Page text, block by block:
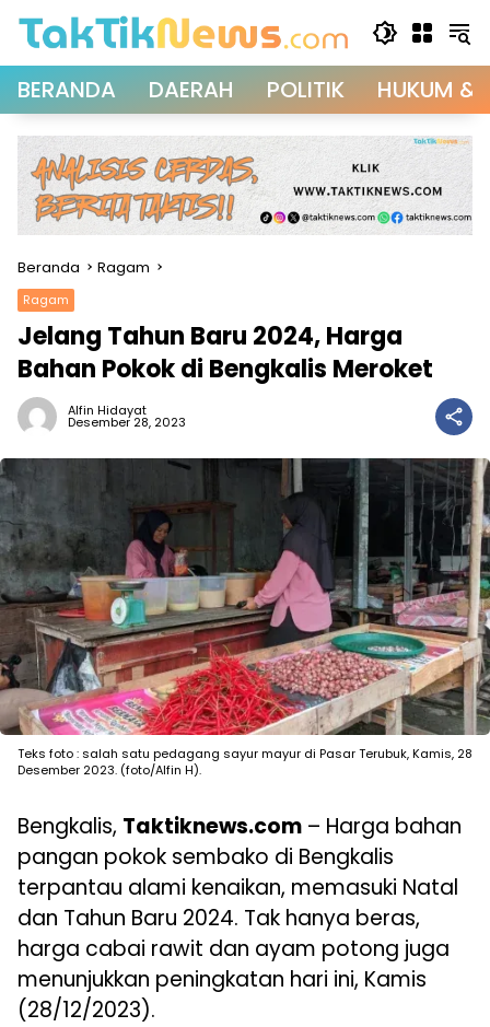
BERANDA DAERAH POLITIK HUKUM &
Beranda Ragam
Ragam
Jelang Tahun Baru 2024, Harga
Bahan Pokok di Bengkalis Meroket
Alfin Hidayat
Desember 28, 2023
Teks foto : salah satu pedagang sayur mayur di Pasar Terubuk, Kamis, 28
Desember 2023. (foto/Alfin H).
Bengkalis, Taktiknews.com – Harga bahan
pangan pokok sembako di Bengkalis
terpantau alami kenaikan, memasuki Natal
dan Tahun Baru 2024. Tak hanya beras,
harga cabai rawit dan ayam potong juga
menunjukkan peningkatan hari ini, Kamis
(28/12/2023).